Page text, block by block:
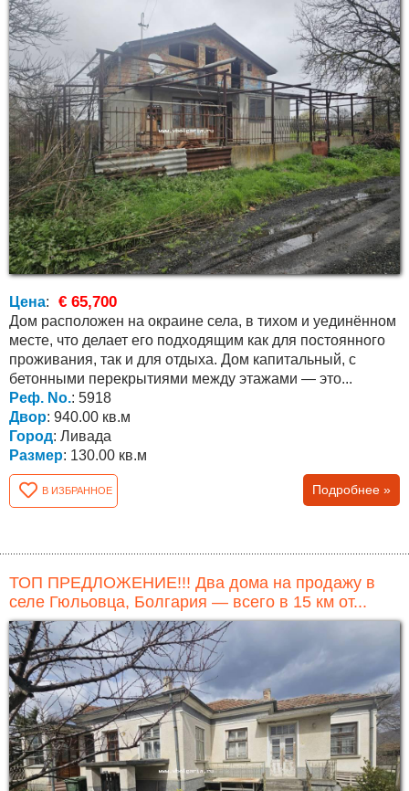
Цена: € 65,700
Дом расположен на окраине села, в тихом и уединённом
месте, что делает его подходящим как для постоянного
проживания, так и для отдыха. Дом капитальный, с
бетонными перекрытиями между этажами — это...
Реф. No.: 5918
Двор: 940.00 кв.м
Город: Ливада
Размер: 130.00 кв.м
В ИЗБРАННОЕ Подробнее »
ТОП ПРЕДЛОЖЕНИЕ!!! Два дома на продажу в
селе Гюльовца, Болгария — всего в 15 км от...